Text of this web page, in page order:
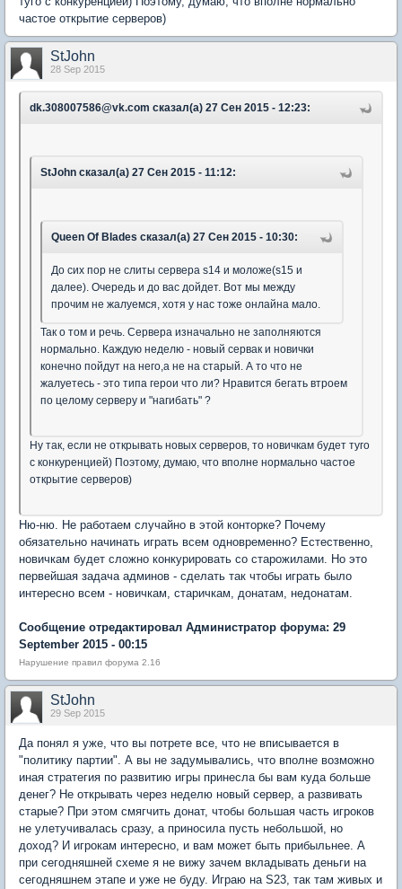
частое открытие серверов)
StJohn
28 Sep 2015
dk.308007586@vk.com сказал(а) 27 Сен 2015 - 12:23:
StJohn сказал(а) 27 Сен 2015 - 11:12:
Queen Of Blades сказал(а) 27 Сен 2015 - 10:30:
До сих пор не слиты сервера s14 и моложе(s15 и
далее). Очередь и до вас дойдет. Вот мы между
прочим не жалуемся, хотя у нас тоже онлайна мало.
Так о том и речь. Сервера изначально не заполняются
нормально. Каждую неделю - новый сервак и новички
конечно пойдут на него,а не на старый. А то что не
жалуетесь - это типа герои что ли? Нравится бегать втроем
по целому серверу и "нагибать" ?
Ну так, если не открывать новых серверов, то новичкам будет туго
с конкуренцией) Поэтому, думаю, что вполне нормально частое
открытие серверов)
Ню-ню. Не работаем случайно в этой конторке? Почему
обязательно начинать играть всем одновременно? Естественно,
новичкам будет сложно конкурировать со старожилами. Но это
первейшая задача админов - сделать так чтобы играть было
интересно всем - новичкам, старичкам, донатам, недонатам.
Сообщение отредактировал Администратор форума: 29
September 2015 - 00:15
Нарушение правил форума 2.16
StJohn
29 Sep 2015
Да понял я уже, что вы потрете все, что не вписывается в
"политику партии". А вы не задумывались, что вполне возможно
иная стратегия по развитию игры принесла бы вам куда больше
денег? Не открывать через неделю новый сервер, а развивать
старые? При этом смягчить донат, чтобы большая часть игроков
не улетучивалась сразу, а приносила пусть небольшой, но
доход? И игрокам интересно, и вам может быть прибыльнее. А
при сегодняшней схеме я не вижу зачем вкладывать деньги на
сегодняшнем этапе и уже не буду. Играю на S23, так там живых и